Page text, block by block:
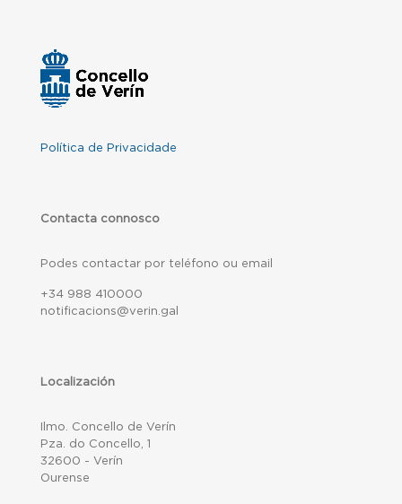
Política de Privacidade
Contacta connosco
Podes contactar por teléfono ou email
+34 988 410000
notificacions@verin.gal
Localización
Ilmo. Concello de Verín
Pza. do Concello, 1
32600 - Verín
Ourense